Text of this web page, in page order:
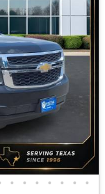
• • • • • • •